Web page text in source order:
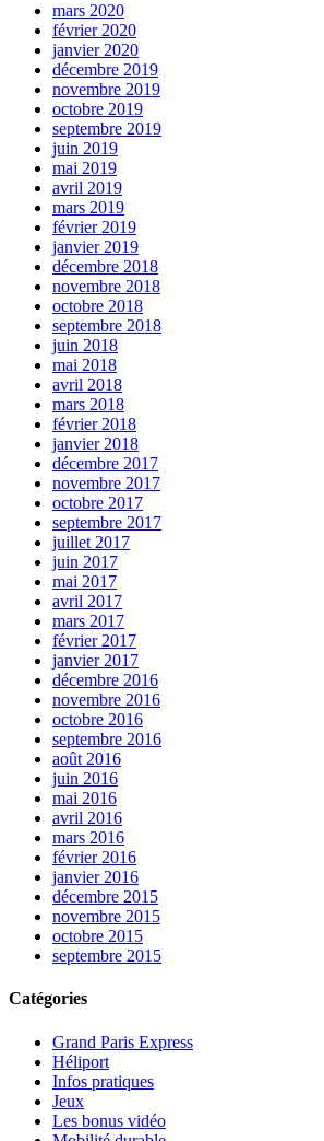
mars 2020
février 2020
janvier 2020
décembre 2019
novembre 2019
octobre 2019
septembre 2019
juin 2019
mai 2019
avril 2019
mars 2019
février 2019
janvier 2019
décembre 2018
novembre 2018
octobre 2018
septembre 2018
juin 2018
mai 2018
avril 2018
mars 2018
février 2018
janvier 2018
décembre 2017
novembre 2017
octobre 2017
septembre 2017
juillet 2017
juin 2017
mai 2017
avril 2017
mars 2017
février 2017
janvier 2017
décembre 2016
novembre 2016
octobre 2016
septembre 2016
août 2016
juin 2016
mai 2016
avril 2016
mars 2016
février 2016
janvier 2016
décembre 2015
novembre 2015
octobre 2015
septembre 2015
Catégories
Grand Paris Express
Héliport
Infos pratiques
Jeux
Les bonus vidéo